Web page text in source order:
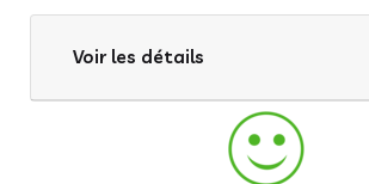
Voir les détails